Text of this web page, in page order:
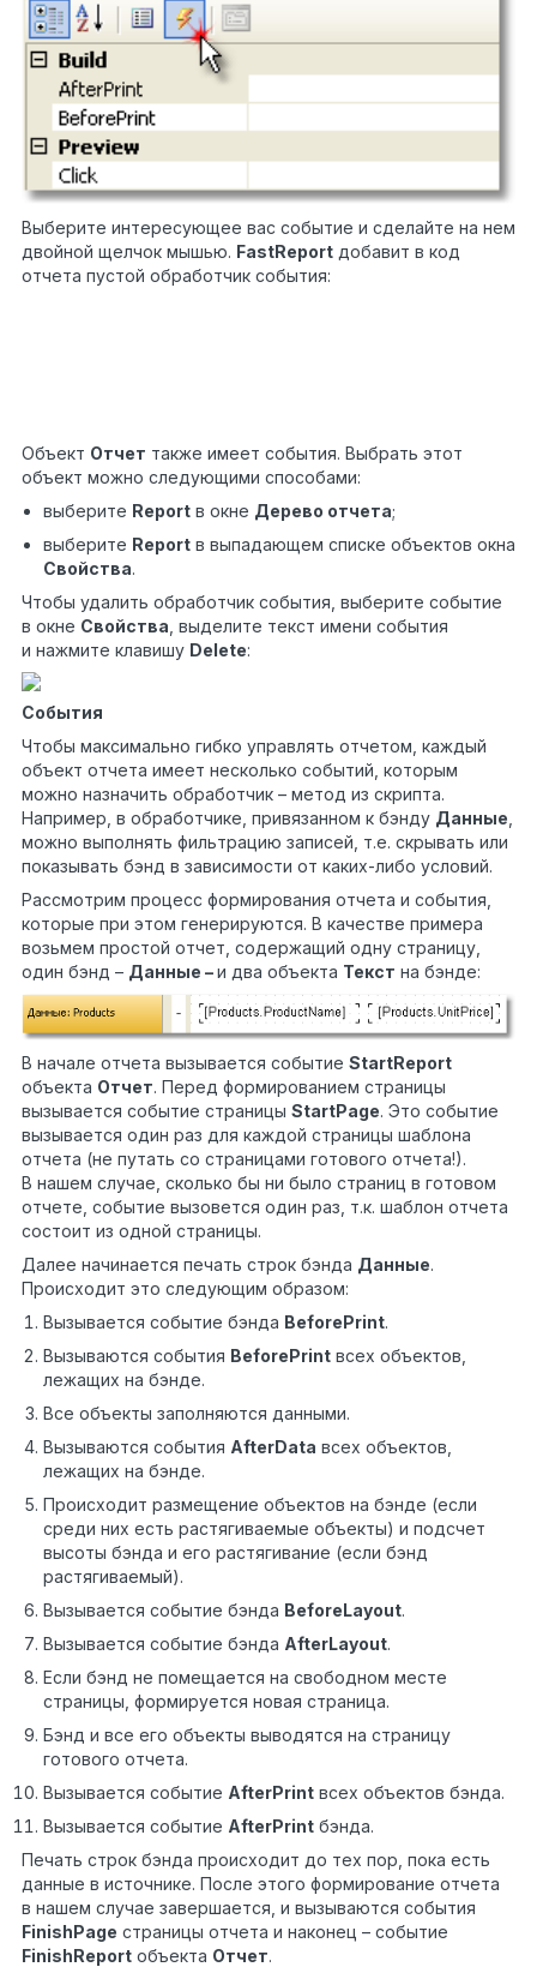
Выберите интересующее вас событие и сделайте на нем
двойной щелчок мышью. FastReport добавит в код
отчета пустой обработчик события:
Объект Отчет также имеет события. Выбрать этот
объект можно следующими способами:
выберите Report в окне Дерево отчета;
выберите Report в выпадающем списке объектов окна
Свойства.
Чтобы удалить обработчик события, выберите событие
в окне Свойства , выделите текст имени события
и нажмите клавишу Delete:
События
Чтобы максимально гибко управлять отчетом, каждый
объект отчета имеет несколько событий, которым
можно назначить обработчик – метод из скрипта.
Например, в обработчике, привязанном к бэнду Данные
можно выполнять фильтрацию записей, т.е. скрывать или
показывать бэнд в зависимости от каких-либо условий.
Рассмотрим процесс формирования отчета и события,
которые при этом генерируются. В качестве примера
возьмем простой отчет, содержащий одну страницу,
один бэнд – Данные –и два объекта Текст на бэнде:
В начале отчета вызывается событие StartReport
объекта Отчет. Перед формированием страницы
вызывается событие страницы StartPage. Это событие
вызывается один раз для каждой страницы шаблона
отчета (не путать со страницами готового отчета!).
В нашем случае, сколько бы ни было страниц в готовом
отчете, событие вызовется один раз, т.к. шаблон отчета
состоит из одной страницы.
Далее начинается печать строк бэнда Данные.
Происходит это следующим образом:
Вызывается событие бэнда BeforePrint.
Вызываются события BeforePrint всех объектов,
лежащих на бэнде.
Все объекты заполняются данными.
Вызываются события AfterData всех объектов,
лежащих на бэнде.
Происходит размещение объектов на бэнде (если
среди них есть растягиваемые объекты) и подсчет
высоты бэнда и его растягивание (если бэнд
растягиваемый).
Вызывается событие бэнда BeforeLayout.
Вызывается событие бэнда AfterLayout.
Если бэнд не помещается на свободном месте
страницы, формируется новая страница.
Бэнд и все его объекты выводятся на страницу
готового отчета.
Вызывается событие AfterPrint всех объектов бэнда.
Вызывается событие AfterPrint бэнда.
Печать строк бэнда происходит до тех пор, пока есть
данные в источнике. После этого формирование отчета
в нашем случае завершается, и вызываются события
FinishPage страницы отчета и наконец – событие
FinishReport объекта Отчет.